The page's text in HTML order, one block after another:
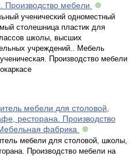
Производство мебели
ученический одноместный
столешница пластик для
школы, высших
учреждений.. Мебель
Производство мебели
мебели для столовой,
ресторана. Производство
фабрика
мебели для столовой, школы,
Производство мебели на